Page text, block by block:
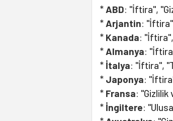
* ABD: "İftira",
* Arjantin:
* Kanada:
* Almanya:
* İtalya: "İftira",
* Japonya:
* Fransa: "Gizlilik
* İngiltere: